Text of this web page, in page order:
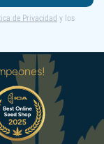
de Privacidad y los